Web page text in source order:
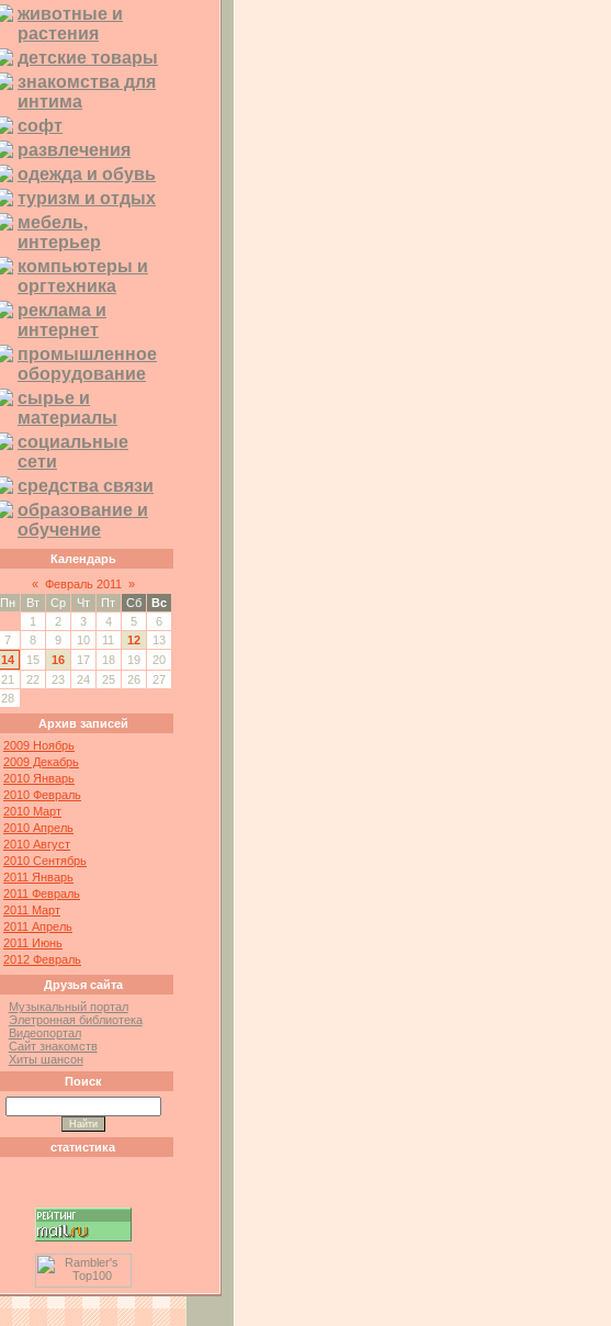
животные и
растения
детские товары
знакомства для
интима
софт
развлечения
одежда и обувь
туризм и отдых
мебель,
интерьер
компьютеры и
оргтехника
реклама и
интернет
промышленное
оборудование
сырье и
материалы
социальные
сети
средства связи
образование и
обучение
Календарь
« Февраль 2011
»
Пн
Вт Ср Чт Пт Сб
Вс
1
2 3 4 5
6
7
8 9 10 11 12
13
14
15 16 17 18 19
20
21
22 23 24 25 26
27
28
Архив записей
2009 Ноябрь
2009 Декабрь
2010 Январь
2010 Февраль
2010 Март
2010 Апрель
2010 Август
2010 Сентябрь
2011 Январь
2011 Февраль
2011 Март
2011 Апрель
2011 Июнь
2012 Февраль
Друзья сайта
Музыкальный портал
Элетронная библиотека
Видеопортал
Сайт знакомств
Хиты шансон
Поиск
статистика